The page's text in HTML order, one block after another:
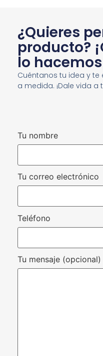
¿Quieres
producto?
lo
Cuéntanos tu idea y
a medida. ¡Dale vida
Tu nombre
Tu correo electrónico
Teléfono
Tu mensaje (opcional)